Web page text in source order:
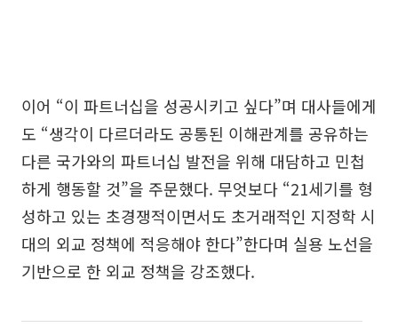
이어 “이 파트너십을 성공시키고 싶다”며 대사들에게
도 “생각이 다르더라도 공통된 이해관계를 공유하는
다른 국가와의 파트너십 발전을 위해 대담하고 민첩
하게 행동할 것”을 주문했다. 무엇보다 “21세기를 형
성하고 있는 초경쟁적이면서도 초거래적인 지정학 시
대의 외교 정책에 적응해야 한다”한다며 실용 노선을
기반으로 한 외교 정책을 강조했다.